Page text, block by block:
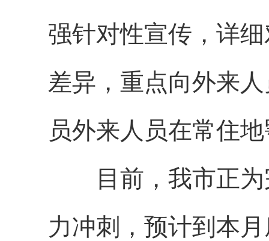
强针对性宣传，详
差异，重点向外来
员外来人员在常住
目前，我市正
力冲刺，预计到本